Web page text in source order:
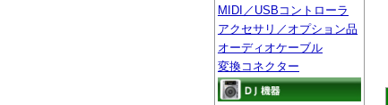
MIDI／USBコントローラ
アクセサリ／オプション品
オーディオケーブル
変換コネクター